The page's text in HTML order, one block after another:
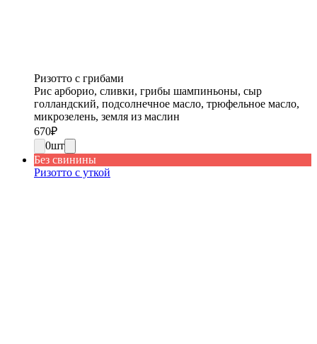
Ризотто с грибами
Рис арборио, сливки, грибы шампиньоны, сыр
голландский, подсолнечное масло, трюфельное масло,
микрозелень, земля из маслин
670₽
0шт
Без свинины
Ризотто с уткой